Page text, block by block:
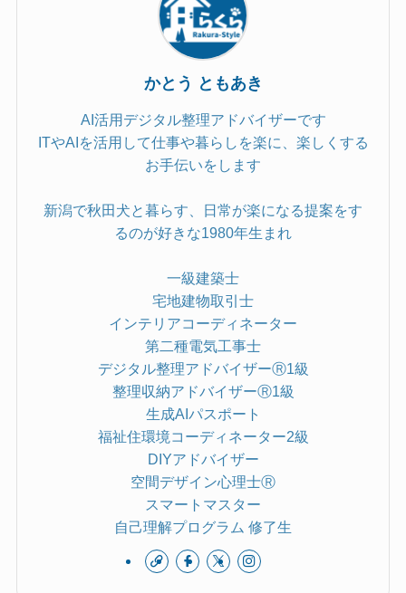
かとう ともあき
AI活用デジタル整理アドバイザーです
ITやAIを活用して仕事や暮らしを楽に、楽しくする
お手伝いをします
新潟で秋田犬と暮らす、日常が楽になる提案をす
るのが好きな1980年生まれ
一級建築士
宅地建物取引士
インテリアコーディネーター
第二種電気工事士
デジタル整理アドバイザーⓇ1級
整理収納アドバイザーⓇ1級
生成AIパスポート
福祉住環境コーディネーター2級
DIYアドバイザー
空間デザイン心理士Ⓡ
スマートマスター
自己理解プログラム 修了生